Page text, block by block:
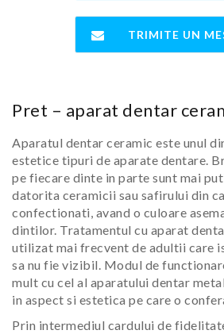
TRIMITE UN
Pret – aparat dentar
Aparatul dentar ceramic este unul
estetice tipuri de aparate dentare.
pe fiecare dinte in parte sunt mai
datorita ceramicii sau safirului din
confectionati, avand o culoare
dintilor. Tratamentul cu aparat
utilizat mai frecvent de adultii care
sa nu fie vizibil. Modul de
mult cu cel al aparatului dentar
in aspect si estetica pe care o
Prin intermediul cardului de